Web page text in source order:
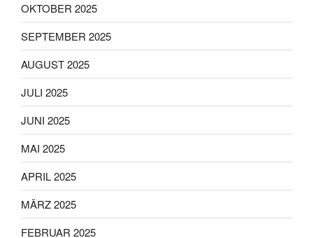
OKTOBER 2025
SEPTEMBER 2025
AUGUST 2025
JULI 2025
JUNI 2025
MAI 2025
APRIL 2025
MÄRZ 2025
FEBRUAR 2025